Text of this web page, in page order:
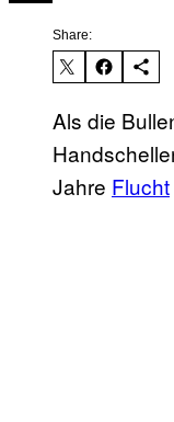
Share:
Als die
Jahre Flucht